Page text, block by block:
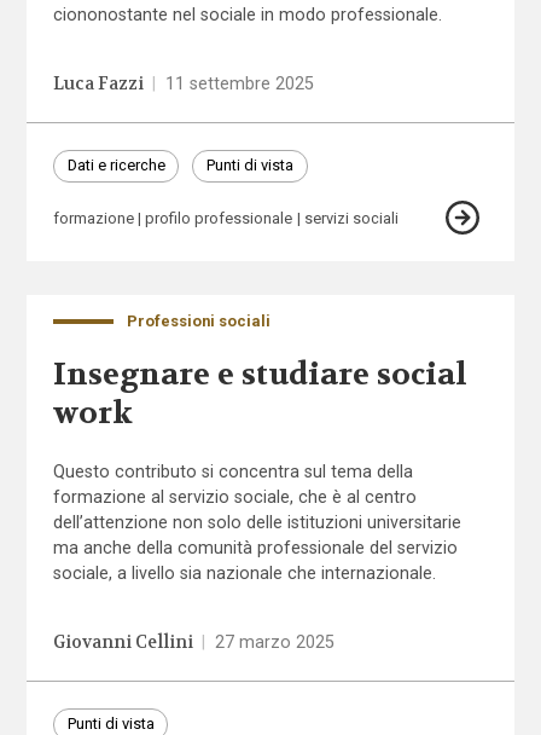
ciononostante nel sociale in modo professionale.
Luca Fazzi 11 settembre 2025
Dati e ricerche Punti di vista
formazione profilo professionale servizi sociali
Professioni sociali
Insegnare e studiare social
work
Questo contributo si concentra sul tema della
formazione al servizio sociale, che è al centro
dell’attenzione non solo delle istituzioni universitarie
ma anche della comunità professionale del servizio
sociale, a livello sia nazionale che internazionale.
Giovanni Cellini | 27 marzo 2025
Punti di vista